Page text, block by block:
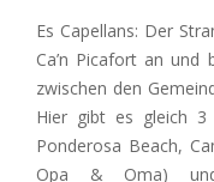
Es Capellans: Der
Ca’n Picafort an und
zwischen den
Hier gibt es gleich 3
Ponderosa Beach,
Opa & Oma)